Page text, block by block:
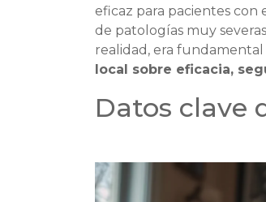
eficaz para pacientes
de patologías muy
realidad, era
local sobre eficacia,
Datos clave